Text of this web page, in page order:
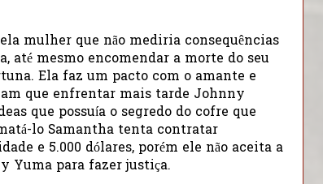
mulher que não mediria consequências
até mesmo encomendar a morte do seu
Ela faz um pacto com o amante e
que enfrentar mais tarde Johnny
que possuía o segredo do cofre que
lo Samantha tenta contratar
e 5.000 dólares, porém ele não aceita a
Yuma para fazer justiça.